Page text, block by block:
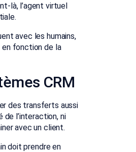
là, l’agent virtuel
avec les humains,
en fonction de la
CRM
des transferts aussi
l’interaction, ni
avec un client.
doit prendre en